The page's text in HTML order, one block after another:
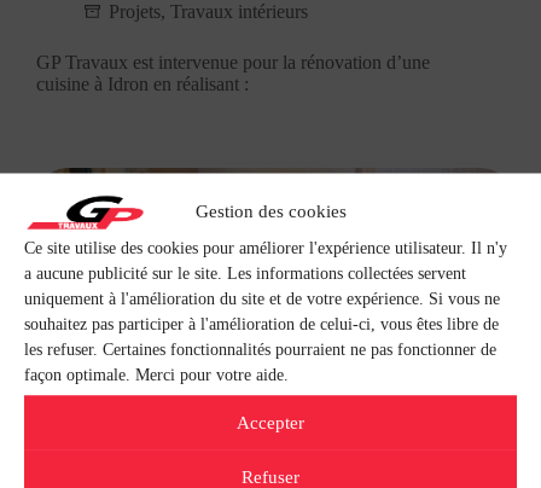
Gestion des cookies
Ce site utilise des cookies pour améliorer l'expérience utilisateur. Il n'y
a aucune publicité sur le site. Les informations collectées servent
uniquement à l'amélioration du site et de votre expérience. Si vous ne
souhaitez pas participer à l'amélioration de celui-ci, vous êtes libre de
les refuser. Certaines fonctionnalités pourraient ne pas fonctionner de
façon optimale. Merci pour votre aide.
Accepter
Refuser
Projets, Travaux intérieurs
GP Travaux est intervenue pour la rénovation d’une
cuisine à Idron en réalisant :